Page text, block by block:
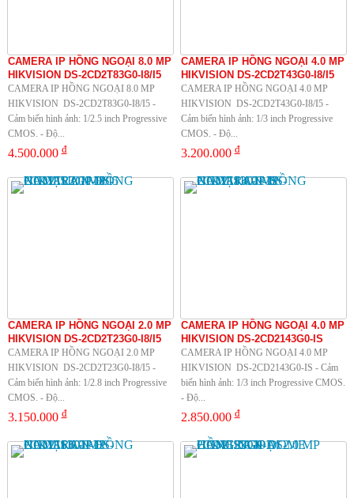
CAMERA IP HỒNG NGOẠI 8.0 MP
HIKVISION DS-2CD2T83G0-I8/I5
CAMERA IP HỒNG NGOẠI 8.0 MP
HIKVISION DS-2CD2T83G0-I8/I5 -
Cảm biến hình ảnh: 1/2.5 inch Progressive
CMOS. - Độ...
4.500.000đ
CAMERA IP HỒNG NGOẠI 4.0 MP
HIKVISION DS-2CD2T43G0-I8/I5
CAMERA IP HỒNG NGOẠI 4.0 MP
HIKVISION DS-2CD2T43G0-I8/I5 -
Cảm biến hình ảnh: 1/3 inch Progressive
CMOS. - Độ...
3.200.000đ
CAMERA IP HỒNG NGOẠI 2.0 MP
HIKVISION DS-2CD2T23G0-I8/I5
CAMERA IP HỒNG NGOẠI 2.0 MP
HIKVISION DS-2CD2T23G0-I8/I5 -
Cảm biến hình ảnh: 1/2.8 inch Progressive
CMOS. - Độ...
3.150.000đ
CAMERA IP HỒNG NGOẠI 4.0 MP
HIKVISION DS-2CD2143G0-IS
CAMERA IP HỒNG NGOẠI 4.0 MP
HIKVISION DS-2CD2143G0-IS - Cảm
biến hình ảnh: 1/3 inch Progressive CMOS.
- Độ...
2.850.000đ